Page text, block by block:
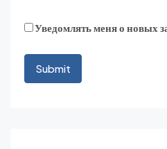
Уведомлять меня о новых